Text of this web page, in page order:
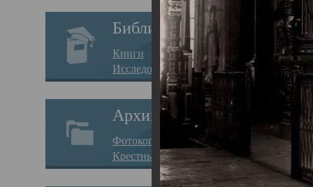
Библиотека
Книги
Исследования
Архив
Фотокопии дел
Крестные ходы